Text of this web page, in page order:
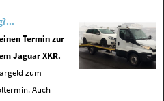
Termin zur
Jaguar XKR.
zum
Auch